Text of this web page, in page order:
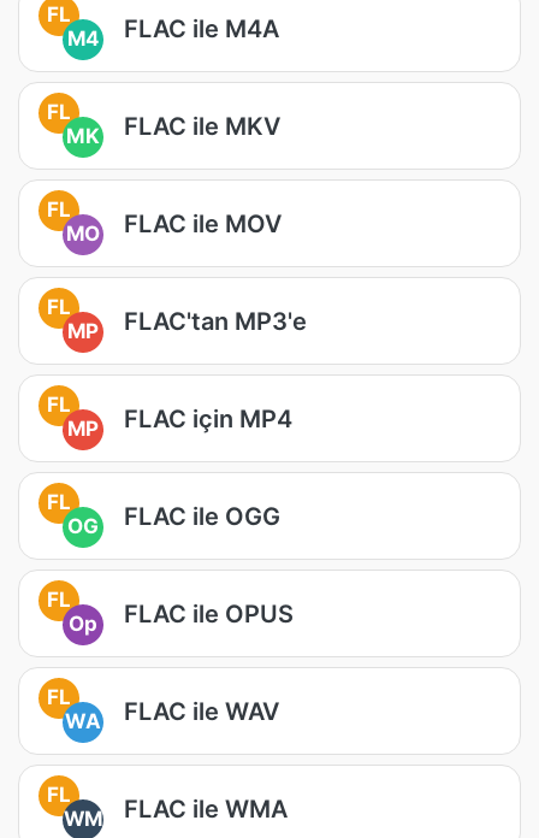
FL
M4
FLAC ile M4A
FL
MK
FLAC ile MKV
FL
MO
FLAC ile MOV
FL
MP
FLAC'tan MP3'e
FL
MP
FLAC için MP4
FL
OG
FLAC ile OGG
FL
Op
FLAC ile OPUS
FL
WA
FLAC ile WAV
FL
WM
FLAC ile WMA